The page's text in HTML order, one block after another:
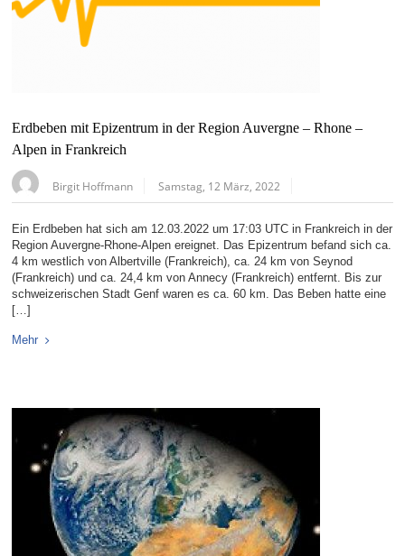
Erdbeben mit Epizentrum in der Region Auvergne – Rhone –
Alpen in Frankreich
Birgit Hoffmann Samstag, 12 März, 2022
Ein Erdbeben hat sich am 12.03.2022 um 17:03 UTC in Frankreich in der
Region Auvergne-Rhone-Alpen ereignet. Das Epizentrum befand sich ca.
4 km westlich von Albertville (Frankreich), ca. 24 km von Seynod
(Frankreich) und ca. 24,4 km von Annecy (Frankreich) entfernt. Bis zur
schweizerischen Stadt Genf waren es ca. 60 km. Das Beben hatte eine
[…]
Mehr